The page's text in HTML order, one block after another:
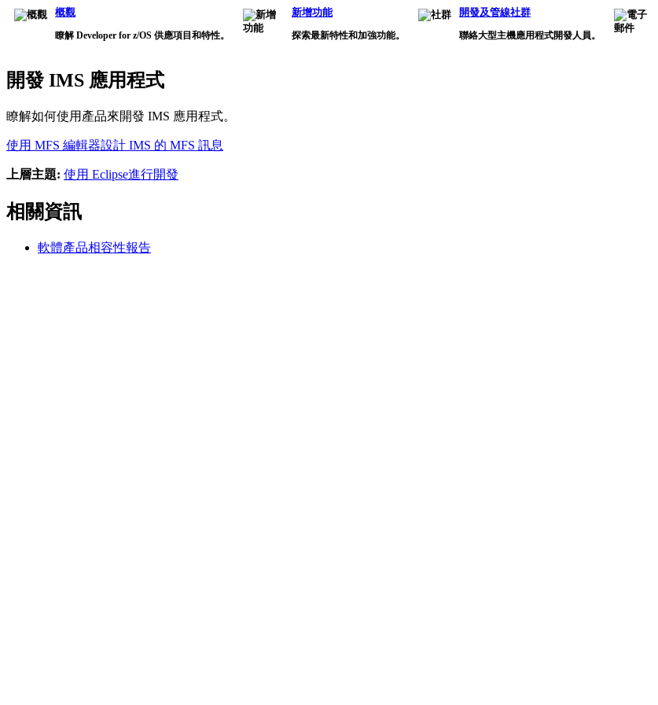
概觀
瞭解 Developer for z/OS 供應項目和特性。
新增功能
探索最新特性和加強功能。
開發及管線社群
聯絡大型主機應用程式開發人員。
開發 IMS 應用程式
瞭解如何使用產品來開發 IMS 應用程式。
使用 MFS 編輯器設計 IMS 的 MFS 訊息
上層主題: 使用 Eclipse進行開發
相關資訊
軟體產品相容性報告